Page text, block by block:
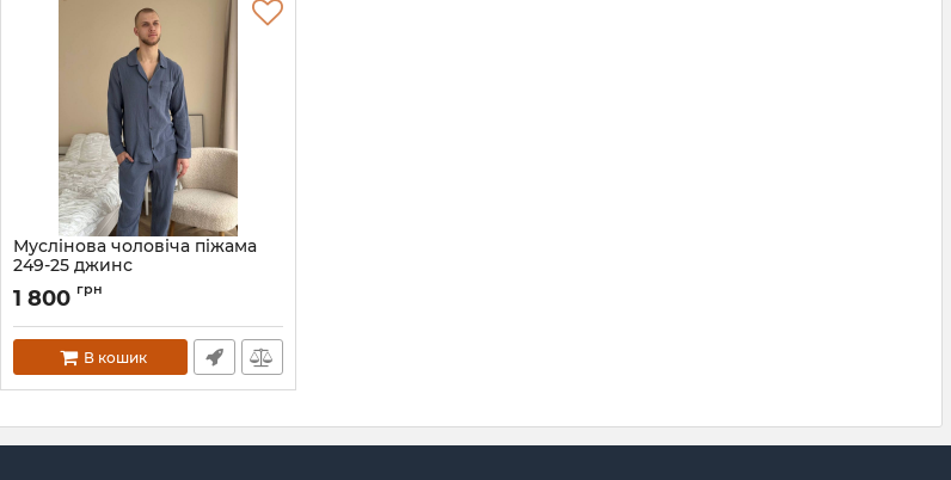
Муслінова чоловіча піжама
249-25 джинс
Артикул: 249-25-djins-XS
1 800 грн
В кошик